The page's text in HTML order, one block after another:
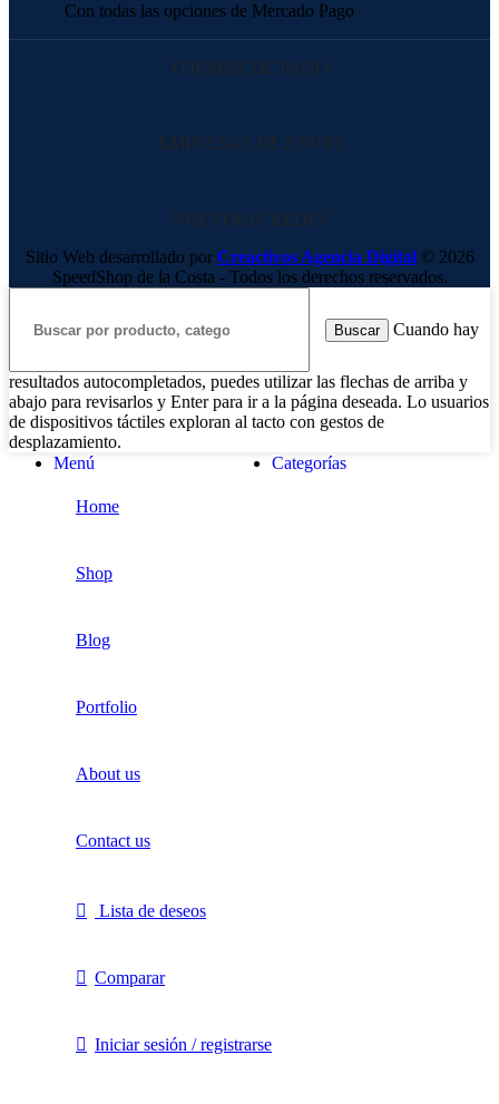
Con todas las opciones de Mercado Pago
FORMAS DE PAGO
EMPRESAS DE ENVIO
NUESTRAS REDES
Sitio Web desarrollado por Creactivos Agencia Digital© 2026
SpeedShop de la Costa - Todos los derechos reservados.
Buscar Cuando hay
resultados autocompletados, puedes utilizar las flechas de arriba y
abajo para revisarlos y Enter para ir a la página deseada. Lo usuarios
de dispositivos táctiles exploran al tacto con gestos de
desplazamiento.
Menú
Categorías
Home
Shop
Blog
Portfolio
About us
Contact us
Lista de deseos
Comparar
Iniciar sesión / registrarse